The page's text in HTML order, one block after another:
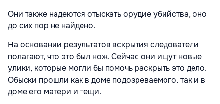
Они также надеются отыскать орудие убийства, оно
до сих пор не найдено.
На основании результатов вскрытия следователи
полагают, что это был нож. Сейчас они ищут новые
улики, которые могли бы помочь раскрыть это дело.
Обыски прошли как в доме подозреваемого, так и в
доме его матери и тещи.